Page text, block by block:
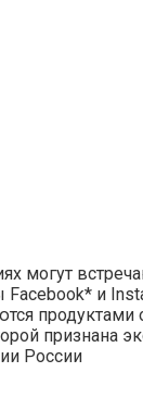
могут
Facebook* и
продуктами
признана
России